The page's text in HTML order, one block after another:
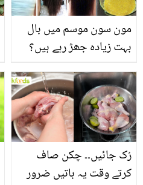
مون سون موسم میں بال
بہت زیادہ جھڑ رہے ہیں؟
بنانے کے چند قدرتی طریقے
رُک جائیں۔۔ چکن صاف
کرتے وقت یہ باتیں ضرور